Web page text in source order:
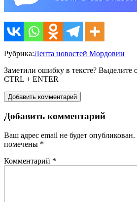
Рубрика:Лента новостей Мордовии
Заметили ошибку в тексте?
CTRL + ENTER
Добавить комментарий
Добавить комментарий
Ваш адрес email не будет опубликован.
помечены *
Комментарий *